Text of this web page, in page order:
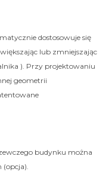
dostosowuje się
lub zmniejszając
). Przy projektowaniu
geometrii
budynku można